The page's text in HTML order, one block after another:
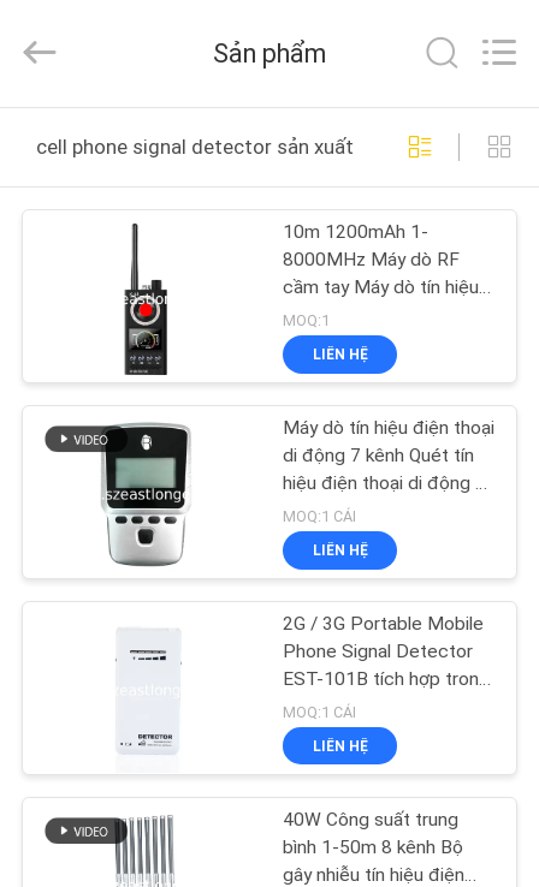
VIDEO
CHÚNG
KIỂM
CO.,LTD.
Sản phẩm
cell phone signal detector sản xuất trực tuyến
10m 1200mAh 1-
8000MHz Máy dò RF
cầm tay Máy dò tín hiệu
điện thoại di động
MOQ:1
LIÊN HỆ
Máy dò tín hiệu điện thoại
di động 7 kênh Quét tín
hiệu điện thoại di động ở
chế độ chờ Tích hợp pin
MOQ:1 CÁI
LIÊN HỆ
2G / 3G Portable Mobile
Phone Signal Detector
EST-101B tích hợp trong
ăng ten
MOQ:1 CÁI
LIÊN HỆ
40W Công suất trung
bình 1-50m 8 kênh Bộ
gây nhiễu tín hiệu điện